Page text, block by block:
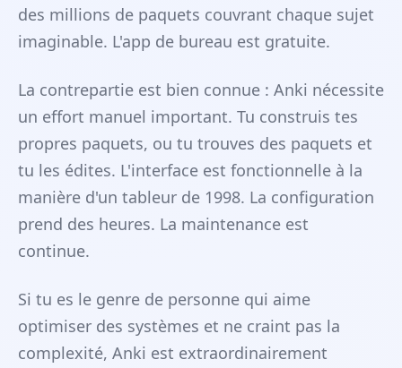
des millions de paquets couvrant chaque sujet
imaginable. L'app de bureau est gratuite.
La contrepartie est bien connue : Anki nécessite
un effort manuel important. Tu construis tes
propres paquets, ou tu trouves des paquets et
tu les édites. L'interface est fonctionnelle à la
manière d'un tableur de 1998. La configuration
prend des heures. La maintenance est
continue.
Si tu es le genre de personne qui aime
optimiser des systèmes et ne craint pas la
complexité, Anki est extraordinairement